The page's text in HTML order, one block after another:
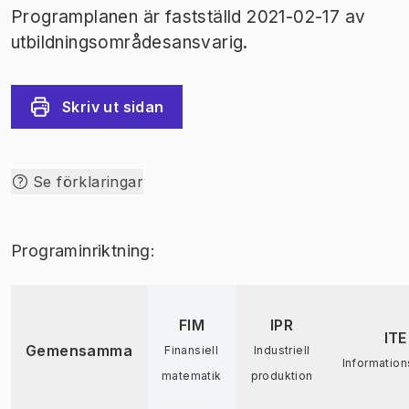
Programplanen är fastställd 2021-02-17 av
utbildningsområdesansvarig.
Skriv ut sidan
Se förklaringar
Programinriktning:
Gemensamma
FIM
Finansiell
matematik
IPR
Industriell
produktion
ITE